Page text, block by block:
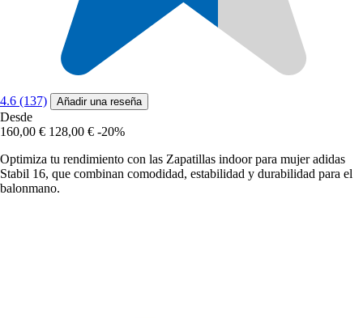
4.6 (137) Añadir una reseña
Desde
160,00 € 128,00 € -20%
Optimiza tu rendimiento con las Zapatillas indoor para mujer adidas
Stabil 16, que combinan comodidad, estabilidad y durabilidad para el
balonmano.